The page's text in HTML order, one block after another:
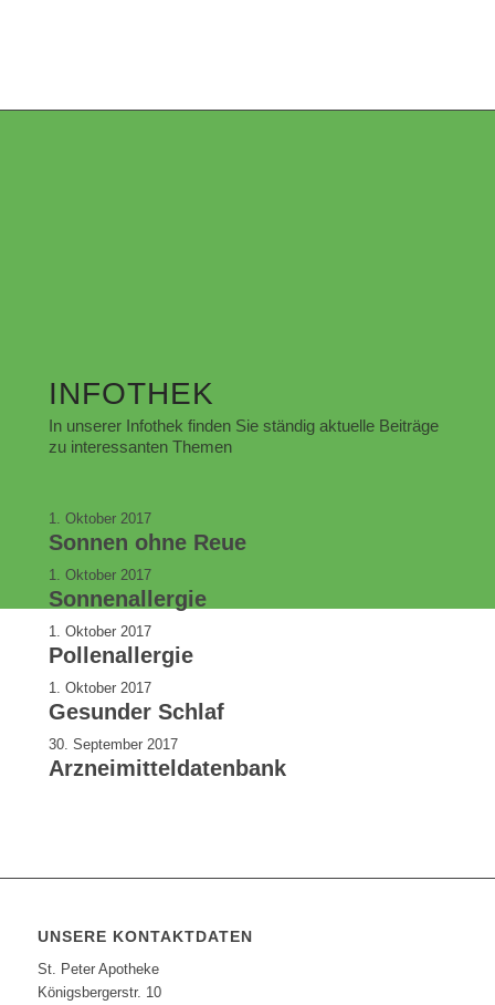
INFOTHEK
In unserer Infothek finden Sie ständig aktuelle Beiträge
zu interessanten Themen
1. Oktober 2017
Sonnen ohne Reue
1. Oktober 2017
Sonnenallergie
1. Oktober 2017
Pollenallergie
1. Oktober 2017
Gesunder Schlaf
30. September 2017
Arzneimitteldatenbank
UNSERE KONTAKTDATEN
St. Peter Apotheke
Königsbergerstr. 10